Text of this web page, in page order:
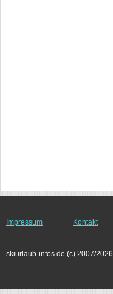
Impressum Kontakt
skiurlaub-infos.de (c) 2007/2026